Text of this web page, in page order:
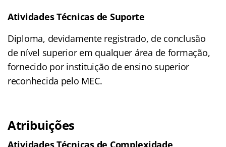
Atividades Técnicas de Suporte
Diploma, devidamente registrado, de conclusão
de nível superior em qualquer área de formação,
fornecido por instituição de ensino superior
reconhecida pelo MEC.
Atribuições
Atividades Técnicas de Complexidade